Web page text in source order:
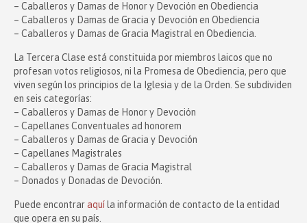
– Caballeros y Damas de Honor y Devoción en Obediencia
– Caballeros y Damas de Gracia y Devoción en Obediencia
– Caballeros y Damas de Gracia Magistral en Obediencia.
La Tercera Clase está constituida por miembros laicos que no
profesan votos religiosos, ni la Promesa de Obediencia, pero que
viven según los principios de la Iglesia y de la Orden. Se subdividen
en seis categorías:
– Caballeros y Damas de Honor y Devoción
– Capellanes Conventuales ad honorem
– Caballeros y Damas de Gracia y Devoción
– Capellanes Magistrales
– Caballeros y Damas de Gracia Magistral
– Donados y Donadas de Devoción.
Puede encontraraquí la información de contacto de la entidad
que opera en su país.